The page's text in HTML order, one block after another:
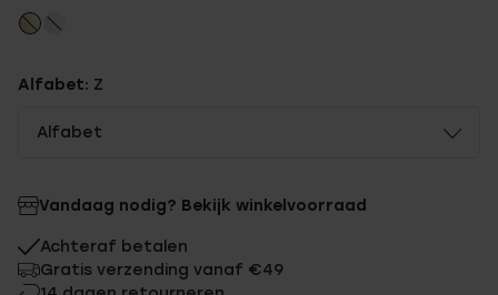
Alfabet: Z
Alfabet
Vandaag nodig? Bekijk winkelvoorraad
Achteraf betalen
Gratis verzending vanaf €49